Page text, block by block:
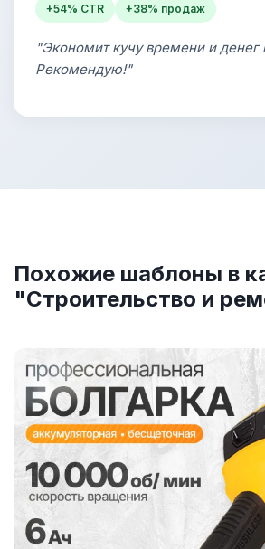
+54% CTR +38% продаж
"Экономит кучу времени и денег
Рекомендую!"
Похожие шаблоны в
"Строительство и